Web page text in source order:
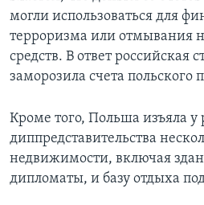
могли использоваться для
терроризма или отмывания
средств. В ответ российская
заморозила счета польского
Кроме того, Польша изъяла у
диппредставительства
недвижимости, включая
дипломаты, и базу отдыха